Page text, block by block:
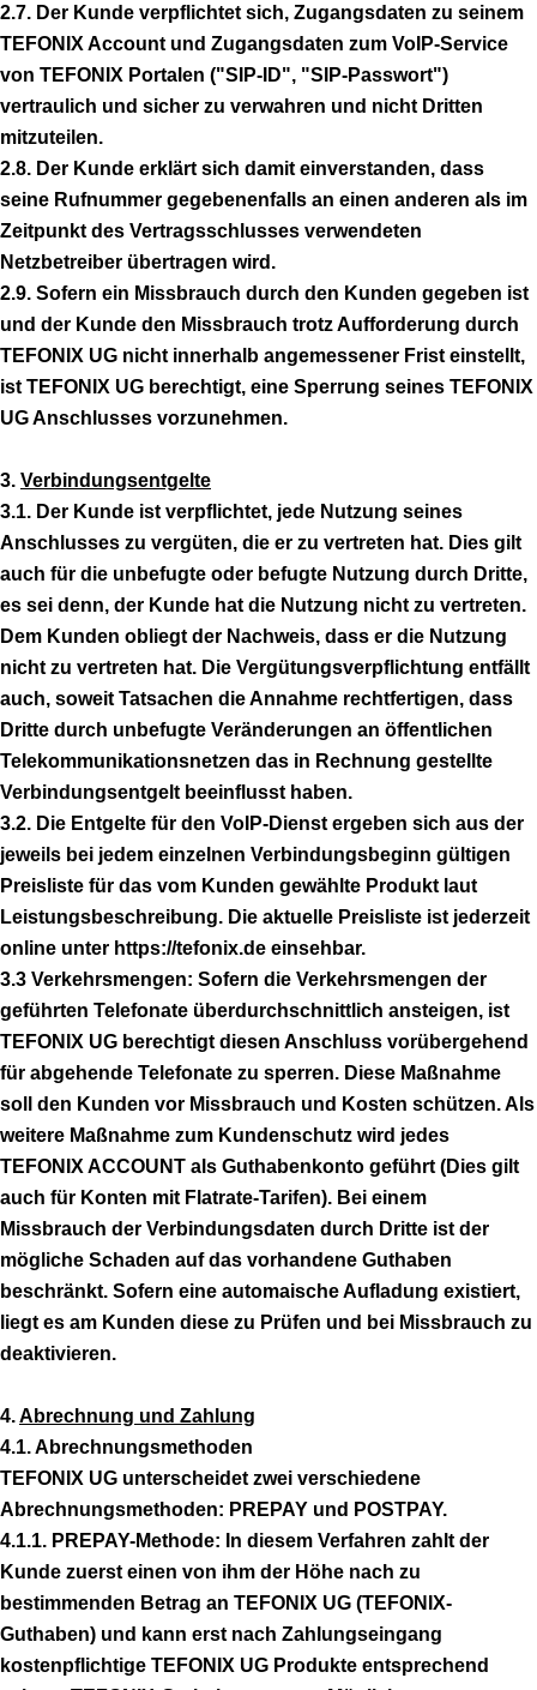
2.7. Der Kunde verpflichtet sich, Zugangsdaten zu seinem
TEFONIX Account und Zugangsdaten zum VoIP-Service
von TEFONIX Portalen ("SIP-ID", "SIP-Passwort")
vertraulich und sicher zu verwahren und nicht Dritten
mitzuteilen.
2.8. Der Kunde erklärt sich damit einverstanden, dass
seine Rufnummer gegebenenfalls an einen anderen als im
Zeitpunkt des Vertragsschlusses verwendeten
Netzbetreiber übertragen wird.
2.9. Sofern ein Missbrauch durch den Kunden gegeben ist
und der Kunde den Missbrauch trotz Aufforderung durch
TEFONIX UG nicht innerhalb angemessener Frist einstellt,
ist TEFONIX UG berechtigt, eine Sperrung seines TEFONIX
UG Anschlusses vorzunehmen.
3. Verbindungsentgelte
3.1. Der Kunde ist verpflichtet, jede Nutzung seines
Anschlusses zu vergüten, die er zu vertreten hat. Dies gilt
auch für die unbefugte oder befugte Nutzung durch Dritte,
es sei denn, der Kunde hat die Nutzung nicht zu vertreten.
Dem Kunden obliegt der Nachweis, dass er die Nutzung
nicht zu vertreten hat. Die Vergütungsverpflichtung entfällt
auch, soweit Tatsachen die Annahme rechtfertigen, dass
Dritte durch unbefugte Veränderungen an öffentlichen
Telekommunikationsnetzen das in Rechnung gestellte
Verbindungsentgelt beeinflusst haben.
3.2. Die Entgelte für den VoIP-Dienst ergeben sich aus der
jeweils bei jedem einzelnen Verbindungsbeginn gültigen
Preisliste für das vom Kunden gewählte Produkt laut
Leistungsbeschreibung. Die aktuelle Preisliste ist jederzeit
online unter https://tefonix.de einsehbar.
3.3 Verkehrsmengen: Sofern die Verkehrsmengen der
geführten Telefonate überdurchschnittlich ansteigen, ist
TEFONIX UG berechtigt diesen Anschluss vorübergehend
für abgehende Telefonate zu sperren. Diese Maßnahme
soll den Kunden vor Missbrauch und Kosten schützen. Als
weitere Maßnahme zum Kundenschutz wird jedes
TEFONIX ACCOUNT als Guthabenkonto geführt (Dies gilt
auch für Konten mit Flatrate-Tarifen). Bei einem
Missbrauch der Verbindungsdaten durch Dritte ist der
mögliche Schaden auf das vorhandene Guthaben
beschränkt. Sofern eine automaische Aufladung existiert,
liegt es am Kunden diese zu Prüfen und bei Missbrauch zu
deaktivieren.
4.Abrechnung und Zahlung
4.1. Abrechnungsmethoden
TEFONIX UG unterscheidet zwei verschiedene
Abrechnungsmethoden: PREPAY und POSTPAY.
4.1.1. PREPAY-Methode: In diesem Verfahren zahlt der
Kunde zuerst einen von ihm der Höhe nach zu
bestimmenden Betrag an TEFONIX UG (TEFONIX-
Guthaben) und kann erst nach Zahlungseingang
kostenpflichtige TEFONIX UG Produkte entsprechend